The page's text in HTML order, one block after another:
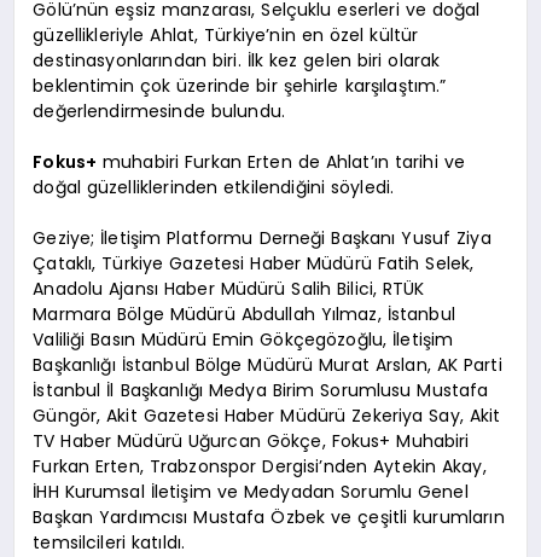
Gölü’nün eşsiz manzarası, Selçuklu eserleri ve doğal
güzellikleriyle Ahlat, Türkiye’nin en özel kültür
destinasyonlarından biri. İlk kez gelen biri olarak
beklentimin çok üzerinde bir şehirle karşılaştım.”
değerlendirmesinde bulundu.
Fokus+ muhabiri Furkan Erten de Ahlat’ın tarihi ve
doğal güzelliklerinden etkilendiğini söyledi.
Geziye; İletişim Platformu Derneği Başkanı Yusuf Ziya
Çataklı, Türkiye Gazetesi Haber Müdürü Fatih Selek,
Anadolu Ajansı Haber Müdürü Salih Bilici, RTÜK
Marmara Bölge Müdürü Abdullah Yılmaz, İstanbul
Valiliği Basın Müdürü Emin Gökçegözoğlu, İletişim
Başkanlığı İstanbul Bölge Müdürü Murat Arslan, AK Parti
İstanbul İl Başkanlığı Medya Birim Sorumlusu Mustafa
Güngör, Akit Gazetesi Haber Müdürü Zekeriya Say, Akit
TV Haber Müdürü Uğurcan Gökçe, Fokus+ Muhabiri
Furkan Erten, Trabzonspor Dergisi’nden Aytekin Akay,
İHH Kurumsal İletişim ve Medyadan Sorumlu Genel
Başkan Yardımcısı Mustafa Özbek ve çeşitli kurumların
temsilcileri katıldı.